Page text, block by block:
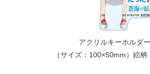
アクリルキーホルダー
（サイズ：100×50mm）絵柄